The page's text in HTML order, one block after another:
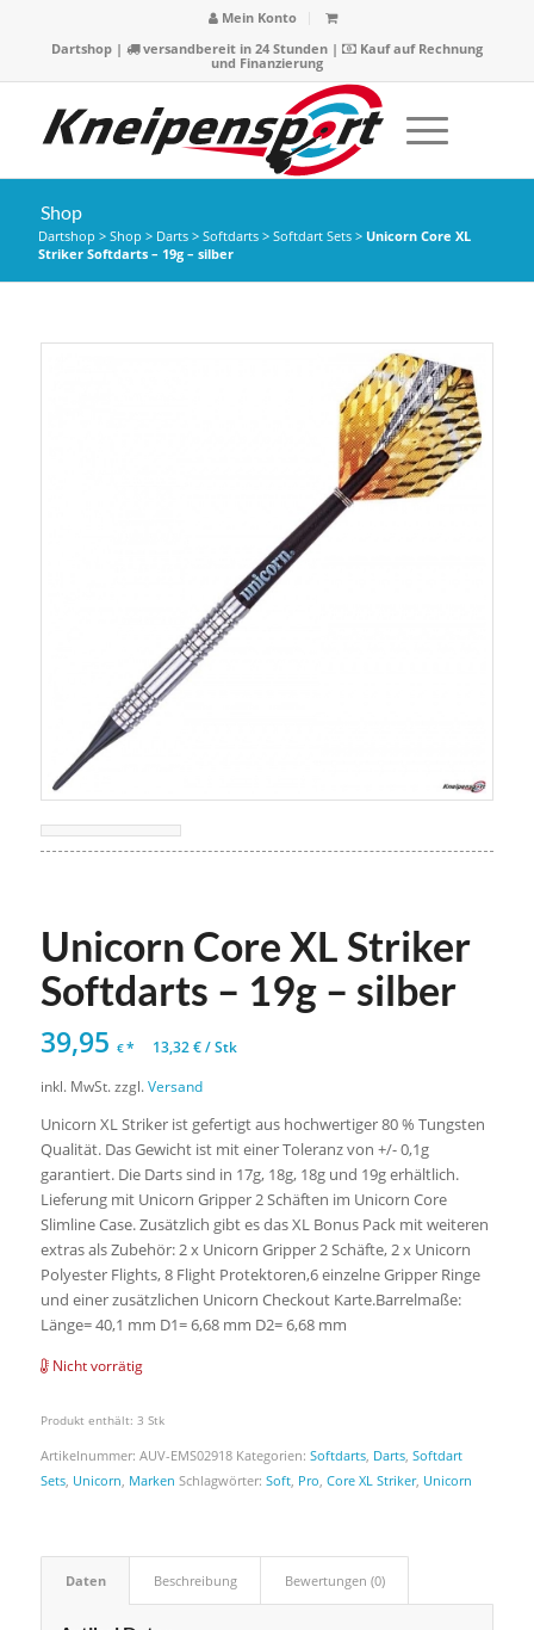
Mein Konto
Dartshop| versandbereit in 24 Stunden |
Kauf auf Rechnung
und Finanzierung
Shop
Dartshop > Shop > Darts> Softdarts> Softdart Sets> Unicorn Core XL
Striker Softdarts – 19g – silber
Unicorn Core XL Striker
Softdarts – 19g – silber
39,95 €* 13,32€/Stk
inkl. MwSt. zzgl. Versand
Unicorn XL Striker ist gefertigt aus hochwertiger 80 % Tungsten
Qualität. Das Gewicht ist mit einer Toleranz von +/- 0,1g
garantiert. Die Darts sind in 17g, 18g, 18g und 19g erhältlich.
Lieferung mit Unicorn Gripper 2 Schäften im Unicorn Core
Slimline Case. Zusätzlich gibt es das XL Bonus Pack mit weiteren
extras als Zubehör: 2 x Unicorn Gripper 2 Schäfte, 2 x Unicorn
Polyester Flights, 8 Flight Protektoren,6 einzelne Gripper Ringe
und einer zusätzlichen Unicorn Checkout Karte.Barrelmaße:
Länge= 40,1 mm D1= 6,68 mm D2= 6,68 mm
Nicht vorrätig
Produkt enthält: 3 Stk
Artikelnummer: AUV-EMS02918 Kategorien: Softdarts, Darts, Softdart
Sets, Unicorn Marken Schlagwörter: Soft, Pro Core XL Striker, Unicorn
Daten Beschreibung Bewertungen (0)